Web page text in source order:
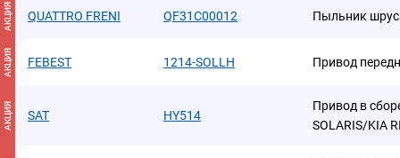
АКЦИЯ QUATTRO FRENI QF31C00012 Пыльник
АКЦИЯ FEBEST 1214-SOLLH Привод
АКЦИЯ SAT HY514
Привод в
SOLARIS/KIA